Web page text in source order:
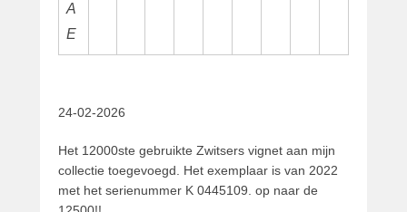
A
E
24-02-2026
Het 12000ste gebruikte Zwitsers vignet aan mijn
collectie toegevoegd. Het exemplaar is van 2022
met het serienummer K 0445109. op naar de